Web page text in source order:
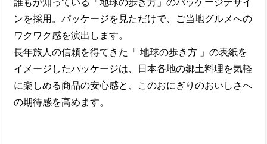
誰もが知っている「地球の歩き方」のパッケージデザイ
ンを採用。パッケージを見ただけで、ご当地グルメへの
ワクワク感を演出します。
長年旅人の信頼を得てきた「 地球の歩き方 」の表紙を
イメージしたパッケージは、日本各地の郷土料理を気軽
に楽しめる商品の安心感と、このおにぎりのおいしさへ
の期待感を高めます。